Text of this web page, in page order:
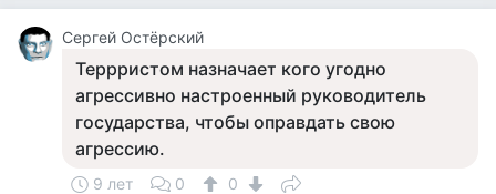
Сергей Остёрский
Террристом назначает кого угодно
агрессивно настроенный руководитель
государства, чтобы оправдать свою
агрессию.
9 лет 0 0